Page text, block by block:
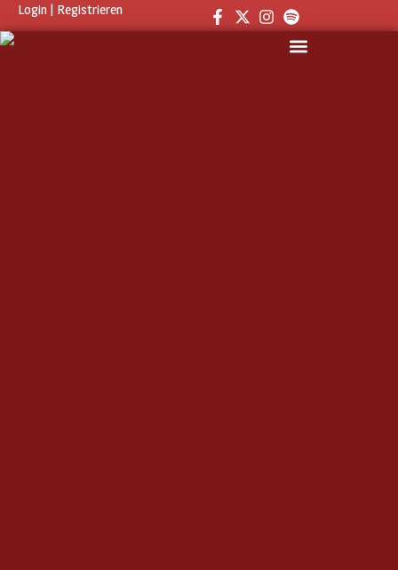
Login | Registrieren